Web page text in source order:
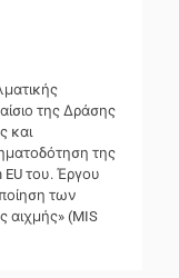
της Δράσης
και
της
του. Έργου
των
αιχμής» (MIS